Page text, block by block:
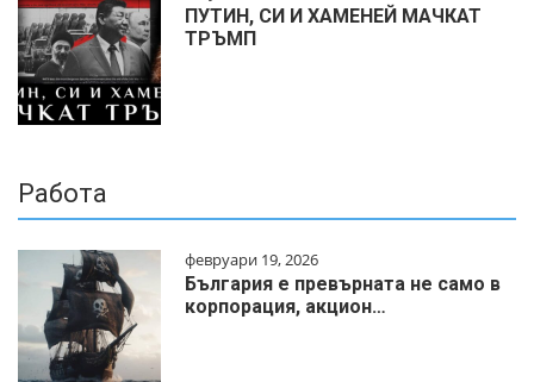
ПУТИН, СИ И ХАМЕНЕЙ МАЧКАТ
ТРЪМП
Работа
февруари 19, 2026
България е превърната не само в
корпорация, акцион…